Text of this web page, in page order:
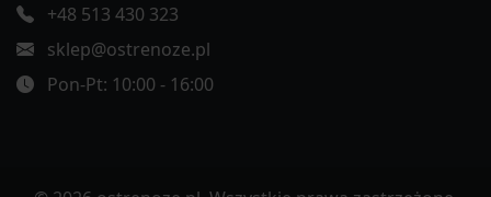
+48 513 430 323
sklep@ostrenoze.pl
Pon-Pt: 10:00 - 16:00